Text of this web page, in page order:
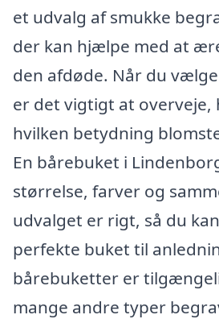
et udvalg af smukke
der kan hjælpe med at
den afdøde. Når du
er det vigtigt at overveje,
hvilken betydning
En bårebuket i
størrelse, farver og
udvalget er rigt, så du
perfekte buket til
bårebuketter er
mange andre typer